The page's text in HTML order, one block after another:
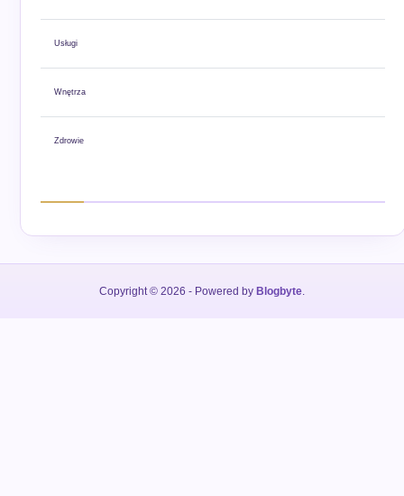
Usługi
Wnętrza
Zdrowie
Copyright © 2026 - Powered by Blogbyte.